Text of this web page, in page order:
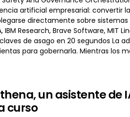
artificial empresarial: convertir
directamente sobre
Research, Brave Software, MIT
de asago en 20 segundos La
para gobernarla. Mientras los
un asistente de
curso